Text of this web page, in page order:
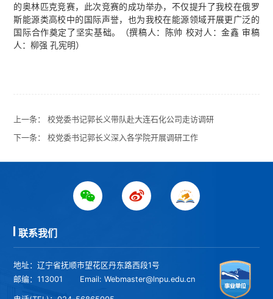
的奥林匹克竞赛，此次竞赛的成功举办，不仅提升了我校在俄罗
斯能源类高校中的国际声誉，也为我校在能源领域开展更广泛的
国际合作奠定了坚实基础。（撰稿人：陈帅 校对人：金鑫 审稿
人：柳强 孔宪明）
上一条：校党委书记郭长义带队赴大连石化公司走访调研
下一条：校党委书记郭长义深入各学院开展调研工作
联系我们
地址：辽宁省抚顺市望花区丹东路西段1号
邮编：113001
Email: Webmaster@lnpu.edu.cn